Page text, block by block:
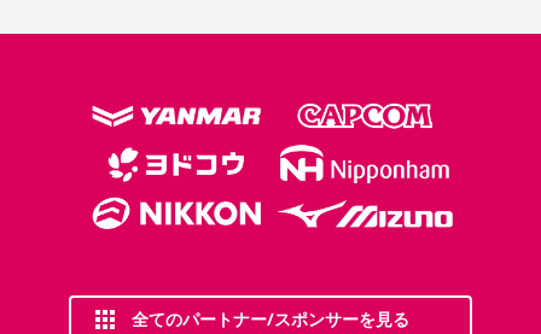
全てのパートナー/スポンサーを見る